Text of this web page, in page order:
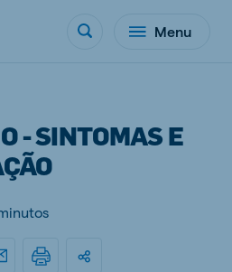
Menu
- SINTOMAS E